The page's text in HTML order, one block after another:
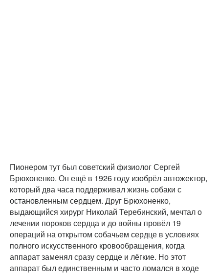
Пионером тут был советский физиолог Сергей
Брюхоненко. Он ещё в 1926 году изобрёл автожектор,
который два часа поддерживал жизнь собаки с
остановленным сердцем. Друг Брюхоненко,
выдающийся хирург Николай Теребинский, мечтал о
лечении пороков сердца и до войны провёл 19
операций на открытом собачьем сердце в условиях
полного искусственного кровообращения, когда
аппарат заменял сразу сердце и лёгкие. Но этот
аппарат был единственным и часто ломался в ходе